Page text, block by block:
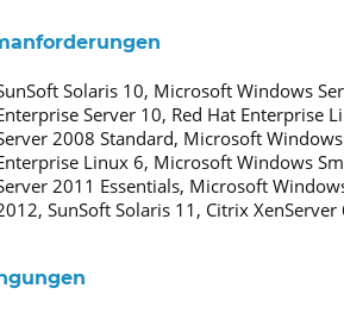
Solaris 10, Microsoft Windows
Server 10, Red Hat Enterprise
2008 Standard, Microsoft
Linux 6, Microsoft Windows
2011 Essentials, Microsoft
SunSoft Solaris 11, Citrix